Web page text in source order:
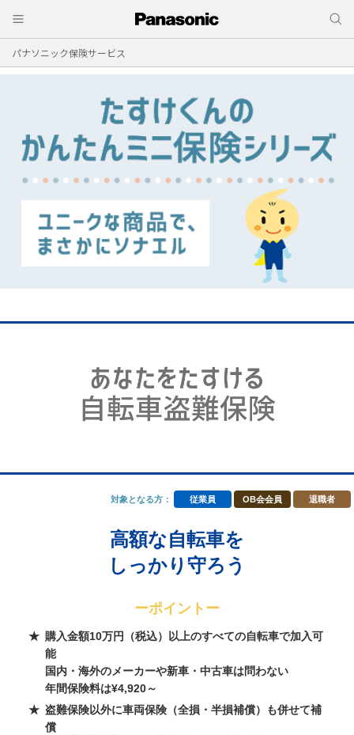
パナソニック保険サービス
対象となる方： 従業員 OB会会員 退職者
高額な自転車を
しっかり守ろう
ーポイントー
購入金額10万円（税込）以上のすべての自転車で加入可
能
国内・海外のメーカーや新車・中古車は問わない
年間保険料は¥4,920～
盗難保険以外に車両保険（全損・半損補償）も併せて補
償